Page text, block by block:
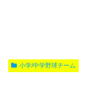
小学/中学野球チーム